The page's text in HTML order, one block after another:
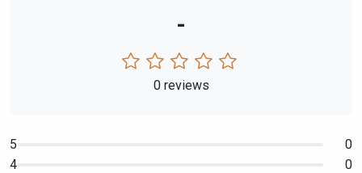
-
0 reviews
5
0
4
0